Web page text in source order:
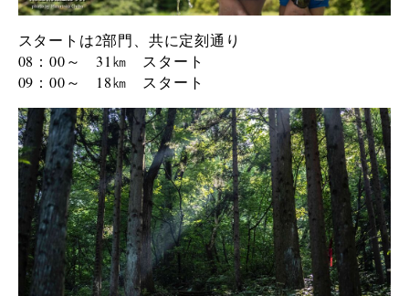
スタートは2部門、共に定刻通り
08：00～ 31 ㎞ スタート
09：00～ 18㎞ スタート